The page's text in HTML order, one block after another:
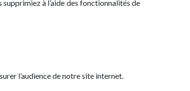
supprimiez à l’aide des fonctionnalités de
l’audience de notre site internet.